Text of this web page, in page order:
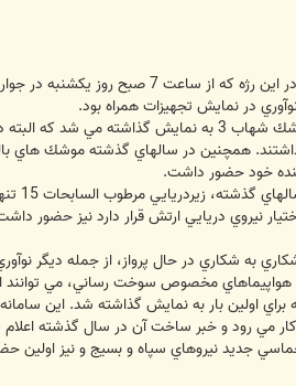
3 و 2 موشك قدر1 حضور داشتند. همچنين در سالهاي
خود حضور داشت.
2-
نيروي دريايي ارتش قرار دارد نيز حضور
هواپيماهاي مخصوص سوخت رساني، مي
كه براي اولين بار به نمايش گذاشته شد. اين
كار مي رود و خبر ساخت آن در سال گذشته
جديد نيروهاي سپاه و بسيج و نيز